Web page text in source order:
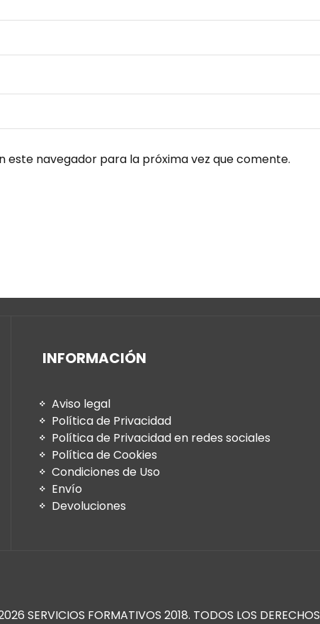
navegador para la próxima vez que comente.
INFORMACIÓN
Aviso legal
Política de Privacidad
Política de Privacidad en redes sociales
Política de Cookies
Condiciones de Uso
Envío
Devoluciones
SERVICIOS FORMATIVOS 2018. TODOS LOS